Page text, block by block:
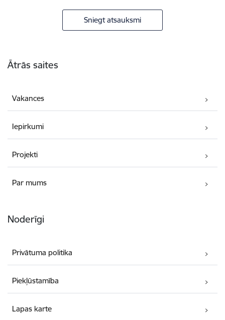
Sniegt atsauksmi
Ātrās saites
Vakances
Iepirkumi
Projekti
Par mums
Noderīgi
Privātuma politika
Piekļūstamība
Lapas karte